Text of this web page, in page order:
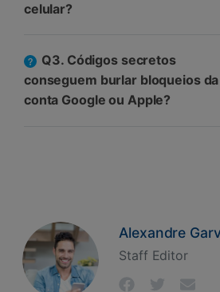
celular?
Q3. Códigos secretos
conseguem burlar bloqueios da
conta Google ou Apple?
Alexandre
Staff Editor